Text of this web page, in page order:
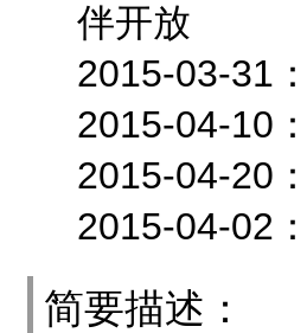
伴开放
2015-03-31
2015-04-10
2015-04-20
2015-04-02
简要描述：